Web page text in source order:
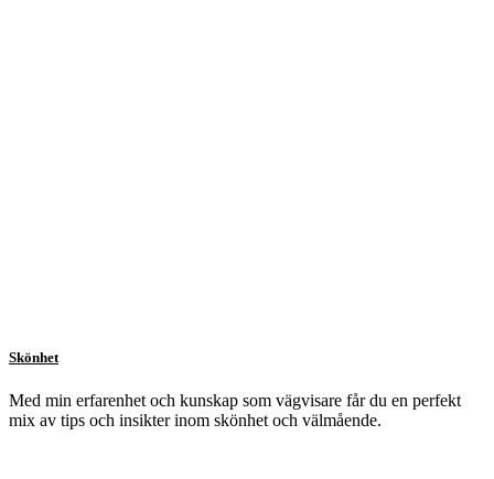
Skönhet
Med min erfarenhet och kunskap som vägvisare får du en perfekt
mix av tips och insikter inom skönhet och välmående.